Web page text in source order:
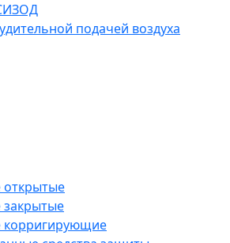
подачей воздуха